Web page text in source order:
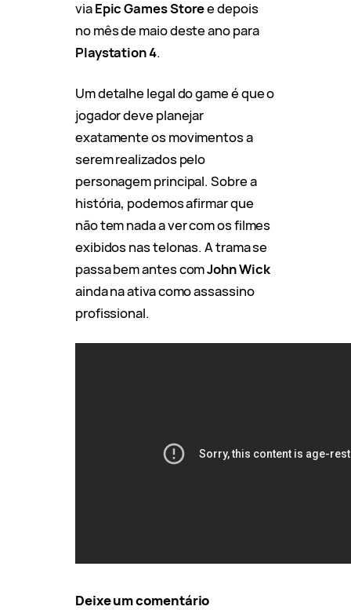
viaEpic Games Storee depois
no mês de maio deste ano para
Playstation 4.
Um detalhe legal do game é que o
jogador deve planejar
exatamente os movimentos a
serem realizados pelo
personagem principal. Sobre a
história, podemos afirmar que
não tem nada a ver com os filmes
exibidos nas telonas. A trama se
passa bem antes comJohn Wick
ainda na ativa como assassino
profissional.
Deixe um comentário